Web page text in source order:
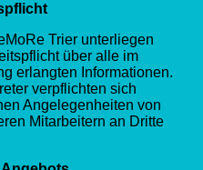
Trier unterliegen
über alle im
erlangten Informationen.
verpflichten sich
Angelegenheiten von
Mitarbeitern an Dritte